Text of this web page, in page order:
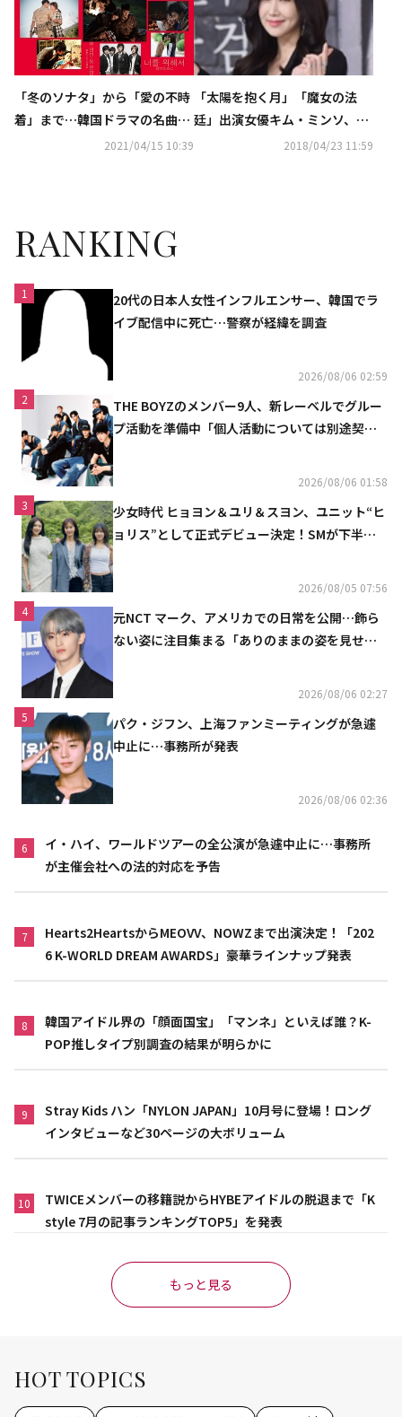
ービス『メガパック』で韓ドラ
をチェック
「冬のソナタ」から「愛の不時
着」まで…韓国ドラマの名曲を
一挙紹介「サランへ！胸キュン
2021/04/15 10:39
「太陽を抱く月」「魔女の法
廷」出演女優キム・ミンソ、5
月に一般人の男性と結婚
2018/04/23 11:59
RANKING
1
20代の日本人女性インフルエンサー、韓国でラ
イブ配信中に死亡…警察が経緯を調査
2026/08/06 02:59
2
THE BOYZのメンバー9人、新レーベルでグルー
プ活動を準備中「個人活動については別途契約
2026/08/06 01:58
3
少女時代 ヒョヨン＆ユリ＆スヨン、ユニット“ヒ
ョリス”として正式デビュー決定！SMが下半期
2026/08/05 07:56
4
元NCT マーク、アメリカでの日常を公開…飾ら
ない姿に注目集まる「ありのままの姿を見せた
2026/08/06 02:27
5
パク・ジフン、上海ファンミーティングが急遽
中止に…事務所が発表
2026/08/06 02:36
6
イ・ハイ、ワールドツアーの全公演が急遽中止に…事務所
が主催会社への法的対応を予告
7
Hearts2HeartsからMEOVV、NOWZまで出演決定！「202
6 K-WORLD DREAM AWARDS」豪華ラインナップ発表
8
韓国アイドル界の「顔面国宝」「マンネ」といえば誰？K-
POP推しタイプ別調査の結果が明らかに
9
Stray Kids ハン「NYLON JAPAN」10月号に登場！ロング
インタビューなど30ページの大ボリューム
10
TWICEメンバーの移籍説からHYBEアイドルの脱退まで「K
style 7月の記事ランキングTOP5」を発表
もっと見る
HOT TOPICS